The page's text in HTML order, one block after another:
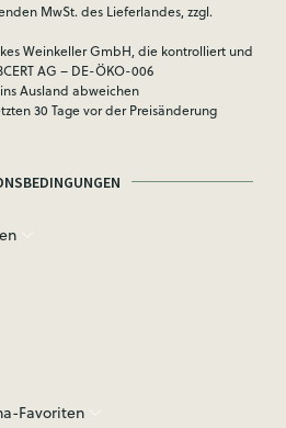
MwSt. des Lieferlandes, zzgl.
Weinkeller GmbH, die kontrolliert und
AG – DE-ÖKO-006
Ausland abweichen
30 Tage vor der Preisänderung
Favoriten